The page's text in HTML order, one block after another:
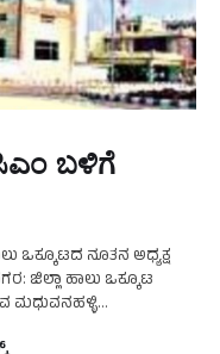
ಬಳಿಗೆ
ಒಕ್ಕೂಟದ ನೂತನ ಅಧ್ಯಕ್ಷ
ಜಿಲ್ಲಾ ಹಾಲು ಒಕ್ಕೂಟ
ಮಧುವನಹಳ್ಳಿ